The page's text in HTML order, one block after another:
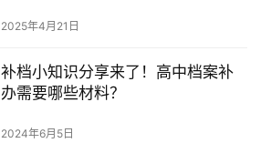
2025年4月21日
补档小知识分享来了！高中档案补
办需要哪些材料？
2024年6月5日